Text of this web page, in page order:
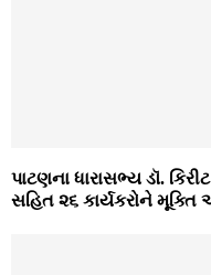
પાટણના ધારાસભ્ય ડૉ.
સહિત ૨૬ કાર્યકરોને મૂક્તિ